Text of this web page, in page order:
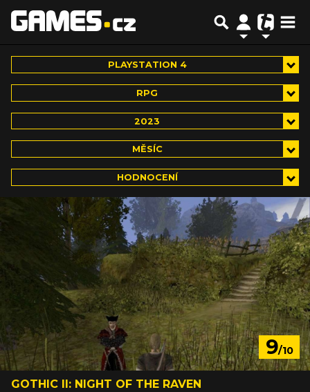
PLAYSTATION 4
RPG
2023
MĚSÍC
HODNOCENÍ
9/10
GOTHIC II: NIGHT OF THE RAVEN